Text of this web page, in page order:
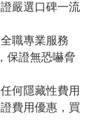
嚴選口碑一流
職專業服務
保證無恐嚇脅
何隱藏性費用
費用優惠，買